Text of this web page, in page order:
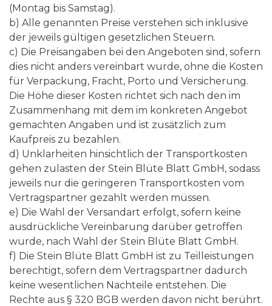
(Montag bis Samstag).
b) Alle genannten Preise verstehen sich inklusive
der jeweils gültigen gesetzlichen Steuern.
c) Die Preisangaben bei den Angeboten sind, sofern
dies nicht anders vereinbart wurde, ohne die Kosten
für Verpackung, Fracht, Porto und Versicherung.
Die Höhe dieser Kosten richtet sich nach den im
Zusammenhang mit dem im konkreten Angebot
gemachten Angaben und ist zusätzlich zum
Kaufpreis zu bezahlen.
d) Unklarheiten hinsichtlich der Transportkosten
gehen zulasten der Stein Blüte Blatt GmbH, sodass
jeweils nur die geringeren Transportkosten vom
Vertragspartner gezahlt werden müssen.
e) Die Wahl der Versandart erfolgt, sofern keine
ausdrückliche Vereinbarung darüber getroffen
wurde, nach Wahl der Stein Blüte Blatt GmbH.
f) Die Stein Blüte Blatt GmbH ist zu Teilleistungen
berechtigt, sofern dem Vertragspartner dadurch
keine wesentlichen Nachteile entstehen. Die
Rechte aus § 320 BGB werden davon nicht berührt.